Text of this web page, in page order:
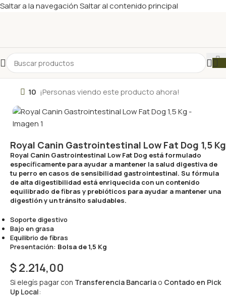
Saltar a la navegaciónSaltar al contenido principal
10 ¡Personas viendo este producto ahora!
Royal Canin Gastrointestinal Low Fat Dog 1,5 Kg
Royal Canin Gastrointestinal Low Fat Dog está formulado
específicamente para ayudar a mantener la salud digestiva de
tu perro en casos de sensibilidad gastrointestinal. Su fórmula
de alta digestibilidad está enriquecida con un contenido
equilibrado de fibras y prebióticos para ayudar a mantener una
digestión y un tránsito saludables.
Soporte digestivo
Bajo en grasa
Equilibrio de fibras
Presentación: Bolsa de 1,5 Kg
$2.214,00
Si elegís pagar con Transferencia Bancaria o Contado en Pick
Up Local: